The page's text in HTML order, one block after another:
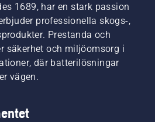
1689, har en stark passion
professionella skogs-,
Prestanda och
säkerhet och miljöomsorg i
där batterilösningar
vägen.